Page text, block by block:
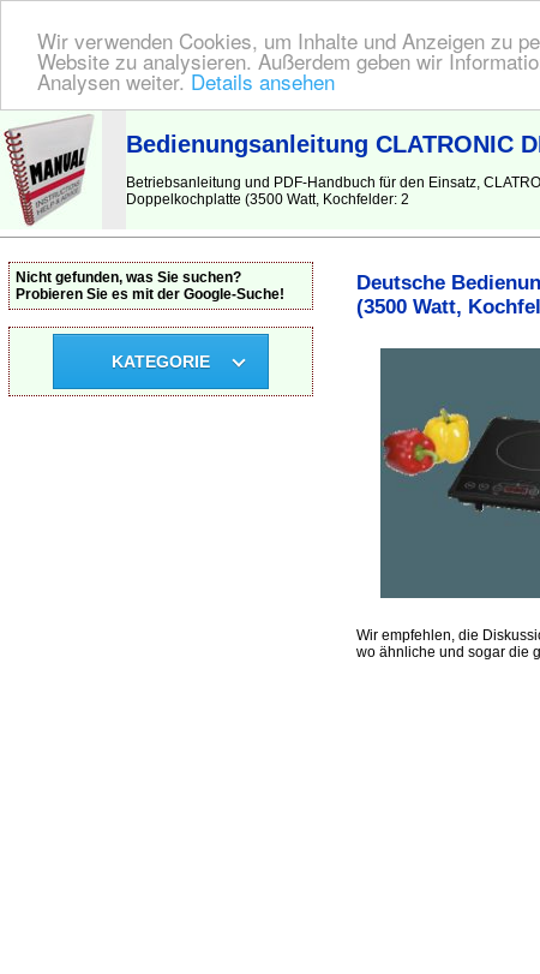
Wir verwenden Cookies, um Inhalte und Anzeigen zu
Website zu analysieren. Außerdem geben wir
Analysen weiter. Details ansehen
BEDIENUNGSANLEITUNG | Hier finden Sie die deutsche Anleitung!
Bedienungsanleitung CLATRONIC
Betriebsanleitung und PDF-Handbuch für den Einsatz,
Doppelkochplatte (3500 Watt, Kochfelder: 2
Deutsche
(3500 Watt,
Wir empfehlen, die
wo ähnliche und sogar die
Nicht gefunden, was Sie suchen?
Probieren Sie es mit der Google-Suche!
KATEGORIE